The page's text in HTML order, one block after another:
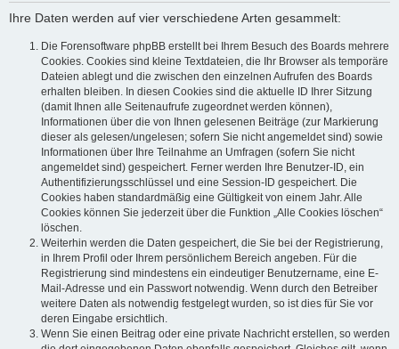
Ihre Daten werden auf vier verschiedene Arten gesammelt:
Die Forensoftware phpBB erstellt bei Ihrem Besuch des Boards mehrere
Cookies. Cookies sind kleine Textdateien, die Ihr Browser als temporäre
Dateien ablegt und die zwischen den einzelnen Aufrufen des Boards
erhalten bleiben. In diesen Cookies sind die aktuelle ID Ihrer Sitzung
(damit Ihnen alle Seitenaufrufe zugeordnet werden können),
Informationen über die von Ihnen gelesenen Beiträge (zur Markierung
dieser als gelesen/ungelesen; sofern Sie nicht angemeldet sind) sowie
Informationen über Ihre Teilnahme an Umfragen (sofern Sie nicht
angemeldet sind) gespeichert. Ferner werden Ihre Benutzer-ID, ein
Authentifizierungsschlüssel und eine Session-ID gespeichert. Die
Cookies haben standardmäßig eine Gültigkeit von einem Jahr. Alle
Cookies können Sie jederzeit über die Funktion „Alle Cookies löschen“
löschen.
Weiterhin werden die Daten gespeichert, die Sie bei der Registrierung,
in Ihrem Profil oder Ihrem persönlichem Bereich angeben. Für die
Registrierung sind mindestens ein eindeutiger Benutzername, eine E-
Mail-Adresse und ein Passwort notwendig. Wenn durch den Betreiber
weitere Daten als notwendig festgelegt wurden, so ist dies für Sie vor
deren Eingabe ersichtlich.
Wenn Sie einen Beitrag oder eine private Nachricht erstellen, so werden